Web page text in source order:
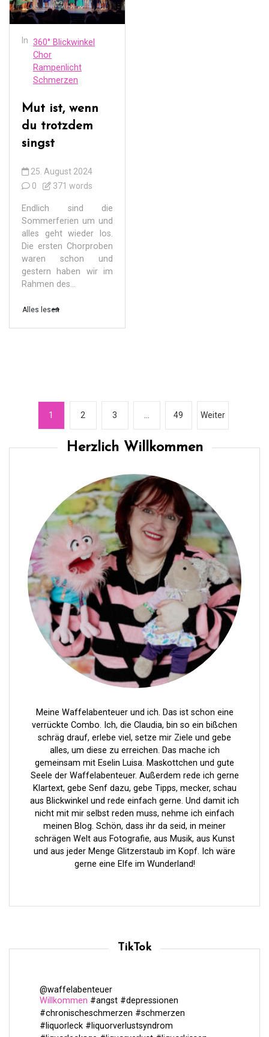
In 360° Blickwinkel
Chor
Rampenlicht
Schmerzen
Mut ist, wenn
du trotzdem
singst
25. August 2024
0
371 words
Endlich sind die
Sommerferien um und
alles geht wieder los.
Die ersten Chorproben
waren schon und
gestern haben wir im
Rahmen des...
Alles lesen
i
1 2 3 49 Weiter
Herzlich Willkommen
Meine Waffelabenteuer und ich. Das ist schon eine
verrückte Combo. Ich, die Claudia, bin so ein bißchen
schräg drauf, erlebe viel, setze mir Ziele und gebe
alles, um diese zu erreichen. Das mache ich
gemeinsam mit Eselin Luisa. Maskottchen und gute
Seele der Waffelabenteuer. Außerdem rede ich gerne
Klartext, gebe Senf dazu, gebe Tipps, mecker, schau
aus Blickwinkel und rede einfach gerne. Und damit ich
nicht mit mir selbst reden muss, nehme ich einfach
meinen Blog. Schön, dass ihr da seid, in meiner
schrägen Welt aus Fotografie, aus Musik, aus Kunst
und aus jeder Menge Glitzerstaub im Kopf. Ich wäre
gerne eine Elfe im Wunderland!
TikTok
@waffelabenteuer
Willkommen #angst #depressionen
#chronischeschmerzen #schmerzen
#liquorleck #liquorverlustsyndrom